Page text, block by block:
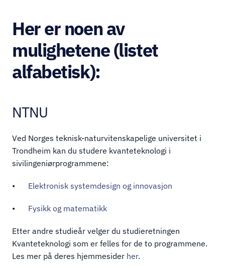
Her er noen av
mulighetene (listet
alfabetisk):
NTNU
Ved Norges teknisk-naturvitenskapelige universitet i
Trondheim kan du studere kvanteteknologi i
sivilingeniørprogrammene:
Elektronisk systemdesign og innovasjon
Fysikk og matematikk
Etter andre studieår velger du studieretningen
Kvanteteknologi som er felles for de to programmene.
Les mer på deres hjemmesider her.